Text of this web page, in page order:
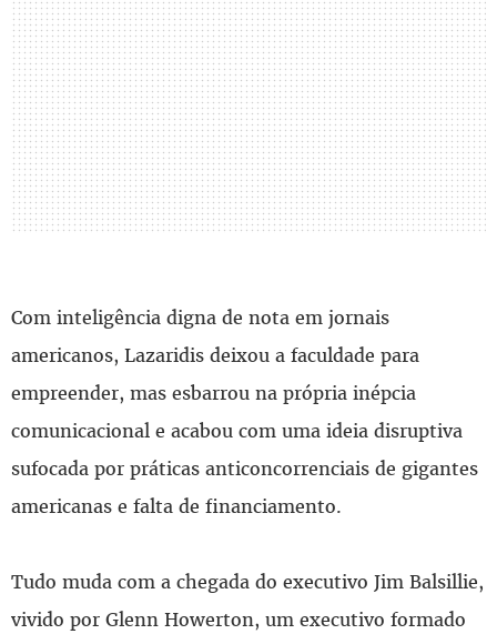
Com inteligência digna de nota em jornais
americanos, Lazaridis deixou a faculdade para
empreender, mas esbarrou na própria inépcia
comunicacional e acabou com uma ideia disruptiva
sufocada por práticas anticoncorrenciais de gigantes
americanas e falta de financiamento.
Tudo muda com a chegada do executivo Jim Balsillie,
vivido por Glenn Howerton, um executivo formado